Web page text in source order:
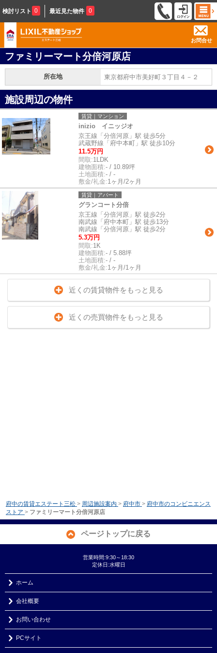
検討リスト 0 最近見た物件 0
お問合せ
ファミリーマート分倍河原店
所在地 東京都府中市美好町３丁目４－２
施設周辺の物件
賃貸｜マンション
inizio イニッジオ
京王線「分倍河原」駅 徒歩5分
武蔵野線「府中本町」駅 徒歩10分
11.5万円
間取:1LDK
建物面積:- / 10.89坪
土地面積:- / -
敷金/礼金:1ヶ月/2ヶ月
賃貸｜アパート
グランコート分倍
京王線「分倍河原」駅 徒歩2分
南武線「府中本町」駅 徒歩13分
南武線「分倍河原」駅 徒歩2分
5.3万円
間取:1K
建物面積:- / 5.88坪
土地面積:- / -
敷金/礼金:1ヶ月/1ヶ月
近くの賃貸物件をもっと見る
近くの売買物件をもっと見る
府中の賃貸エステート三松 > 周辺施設案内 > 府中市 > 府中市のコンビニエンス
ストア > ファミリーマート分倍河原店
ページトップに戻る
営業時間:9:30～18:30
定休日:水曜日
ホーム
会社概要
お問い合わせ
PCサイト